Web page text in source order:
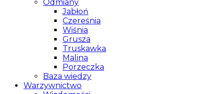
Odmiany
Jabłoń
Czereśnia
Wiśnia
Grusza
Truskawka
Malina
Porzeczka
Baza wiedzy
Warzywnictwo